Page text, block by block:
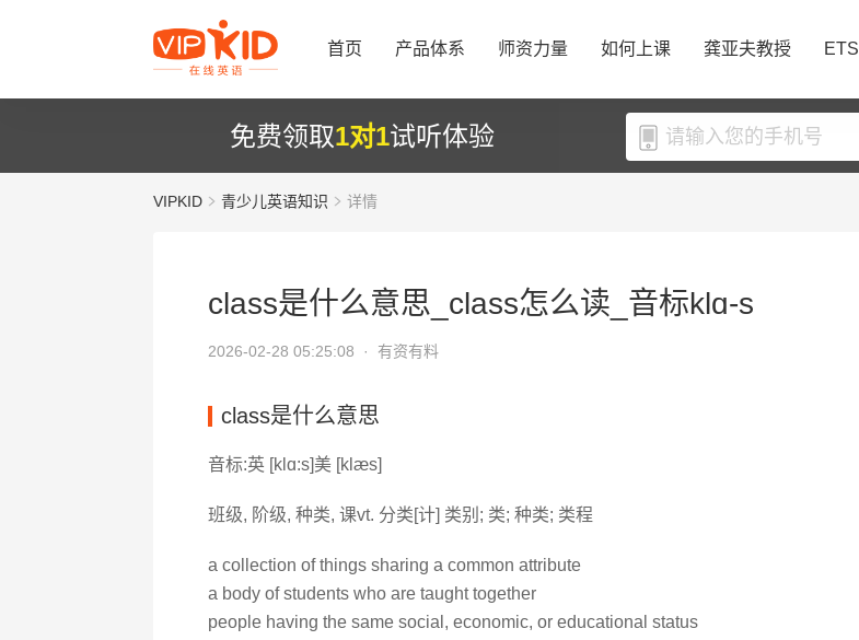
首页 产品体系 师资力量 如何上课 龚亚夫教授
免费领取1对1试听体验
VIPKID 青少儿英语知识 详情
class是什么意思_class怎么读_音标klɑ-s
2026-02-28 05:25:08 · 有资有料
class是什么意思
音标:英 [klɑ:s]美 [klæs]
班级, 阶级, 种类, 课vt. 分类[计] 类别; 类; 种类; 类程
a collection of things sharing a common attribute
a body of students who are taught together
people having the same social, economic, or educational status